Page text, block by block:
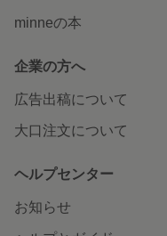
minneの本
企業の方へ
広告出稿について
大口注文について
ヘルプセンター
お知らせ